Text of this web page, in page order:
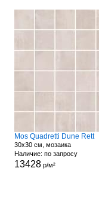
Mos Quadretti Dune Rett
30x30 см, мозаика
Наличие: по запросу
13428р/м²